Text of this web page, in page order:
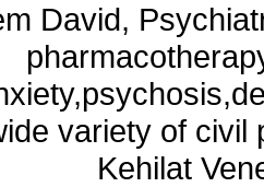
David,
variety of civil
Kehilat